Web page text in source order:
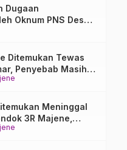
Dugaan
Oknum PNS Desak
Mamasa
Ditemukan Tewas
Penyebab Masih
Meninggal
3R Majene,